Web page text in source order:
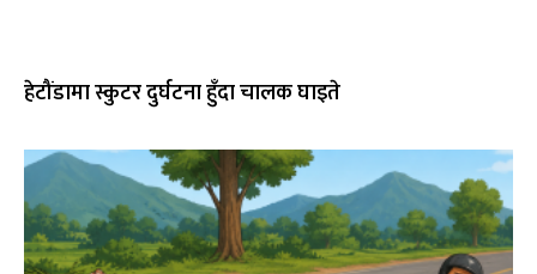
हेटौंडामा स्कुटर दुर्घटना हुँदा चालक घाइते